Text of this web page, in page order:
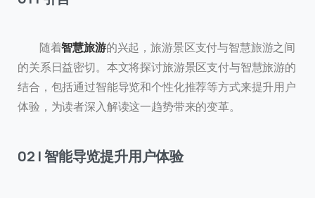
随着智慧旅游的兴起，旅游景区支付与智慧旅游之间
的关系日益密切。本文将探讨旅游景区支付与智慧旅游的
结合，包括通过智能导览和个性化推荐等方式来提升用户
体验，为读者深入解读这一趋势带来的变革。
02 | 智能导览提升用户体验